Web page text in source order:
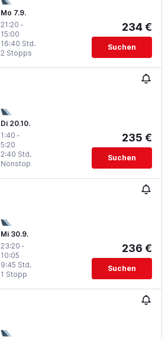
Mo 7.9.
21:20 -
15:00
2 Stopps
16:40 Std.
234 €
Suchen
Di 20.10.
1:40 -
5:20
Nonstop
2:40 Std.
235 €
Suchen
Mi 30.9.
23:20 -
10:05
1 Stopp
9:45 Std.
236 €
Suchen